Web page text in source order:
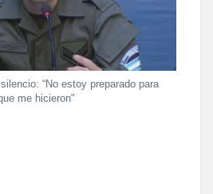
“No estoy preparado para
me hicieron"